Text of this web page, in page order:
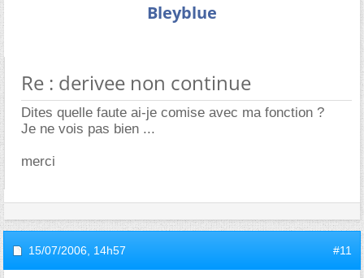
Bleyblue
Re : derivee non continue
Dites quelle faute ai-je comise avec ma fonction ?
Je ne vois pas bien ...
merci
15/07/2006, 14h57 #11